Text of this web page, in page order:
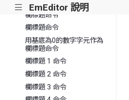
||| EmEditor 說明
用基底為1的數字字元作為
欄標題命令
欄標題命令
用基底為0的數字字元作為
欄標題命令
欄標題 1 命令
欄標題 2 命令
欄標題 3 命令